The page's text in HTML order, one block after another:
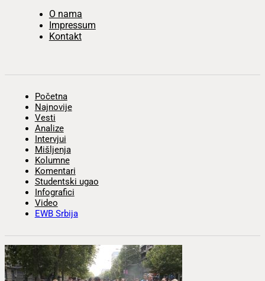
O nama
Impressum
Kontakt
Početna
Najnovije
Vesti
Analize
Intervjui
Mišljenja
Kolumne
Komentari
Studentski ugao
Infografici
Video
EWB Srbija